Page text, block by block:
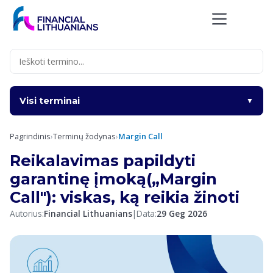
content
Visi terminai ▼
Pagrindinis›Terminų žodynas›Margin Call
Reikalavimas papildyti
garantinę įmoką(„Margin
Call"): viskas, ką reikia žinoti
Autorius:Financial Lithuanians| Data:29 Geg 2026